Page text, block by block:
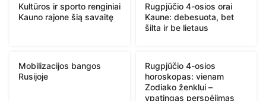
Kultūros ir sporto renginiai
Kauno rajone šią savaitę
Rugpjūčio 4-osios orai
Kaune: debesuota, bet
šilta ir be lietaus
Mobilizacijos bangos
Rusijoje
Rugpjūčio 4-osios
horoskopas: vienam
Zodiako ženklui –
ypatingas perspėjimas